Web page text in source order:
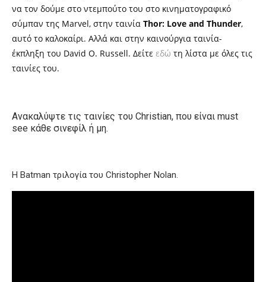
να τον δούμε στο ντεμπούτο του στο κινηματογραφικό
σύμπαν της Marvel, στην ταινία Thor: Love and Thunder,
αυτό το καλοκαίρι. Αλλά και στην καινούργια ταινία-
έκπληξη του David O. Russell. Δείτε εδώ τη λίστα με όλες τις
ταινίες του.
Ανακαλύψτε τις ταινίες του Christian, που είναι must
see κάθε σινεφίλ ή μη.
Η Batman τριλογία του Christopher Nolan.